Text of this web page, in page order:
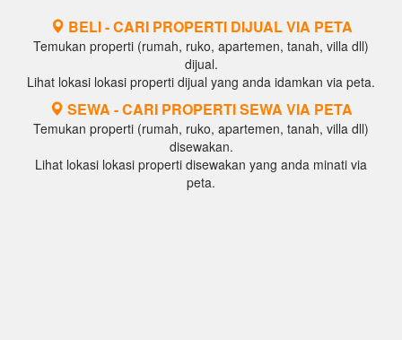
BELI - CARI PROPERTI DIJUAL VIA PETA
Temukan properti (rumah, ruko, apartemen, tanah, villa dll)
dijual.
Lihat lokasi lokasi properti dijual yang anda idamkan via peta.
SEWA - CARI PROPERTI SEWA VIA PETA
Temukan properti (rumah, ruko, apartemen, tanah, villa dll)
disewakan.
Lihat lokasi lokasi properti disewakan yang anda minati via
peta.